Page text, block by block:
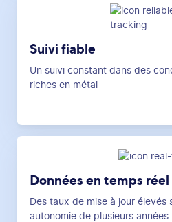
Suivi fiable
Un suivi constant dans des
riches en métal
Données en temps réel
Des taux de mise à jour élevés
autonomie de plusieurs années